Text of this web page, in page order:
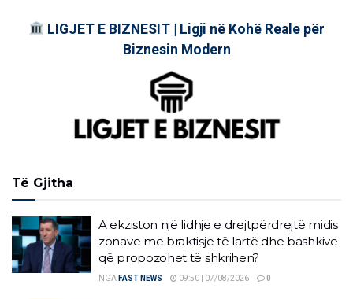
LIGJET E BIZNESIT | Ligji në Kohë Reale për
Biznesin Modern
Të Gjitha
A ekziston një lidhje e drejtpërdrejtë midis
zonave me braktisje të lartë dhe bashkive
që propozohet të shkrihen?
NGA FAST NEWS 09:50 | 07/08/2026 0